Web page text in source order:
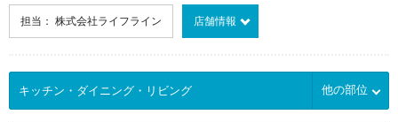
担当： 株式会社ライフライン 店舗情報
他の部位